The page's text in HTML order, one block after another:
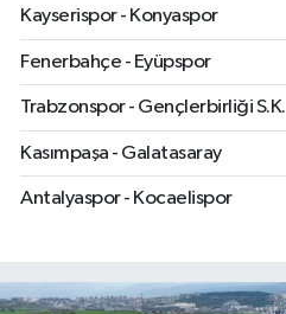
Kayserispor - Konyaspor
Fenerbahçe - Eyüpspor
Trabzonspor - Gençlerbirliği S.K.
Kasımpaşa - Galatasaray
Antalyaspor - Kocaelispor